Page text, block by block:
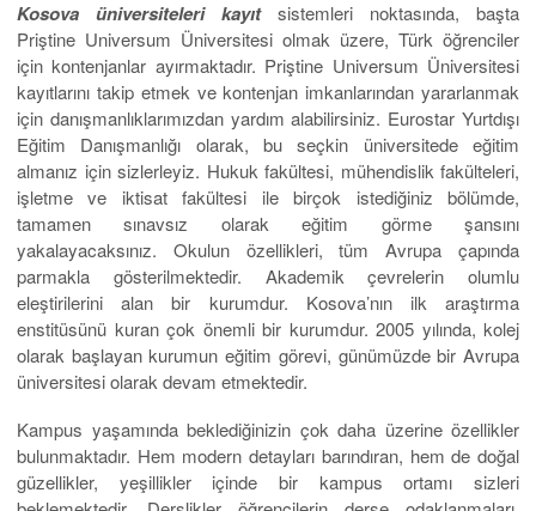
Kosova üniversiteleri kayıtsistemleri noktasında, başta
Priştine Universum Üniversitesi olmak üzere, Türk öğrenciler
için kontenjanlar ayırmaktadır. Priştine Universum Üniversitesi
kayıtlarını takip etmek ve kontenjan imkanlarından yararlanmak
için danışmanlıklarımızdan yardım alabilirsiniz. Eurostar Yurtdışı
Eğitim Danışmanlığı olarak, bu seçkin üniversitede eğitim
almanız için sizlerleyiz. Hukuk fakültesi, mühendislik fakülteleri,
işletme ve iktisat fakültesi ile birçok istediğiniz bölümde,
tamamen sınavsız olarak eğitim görme şansını
yakalayacaksınız. Okulun özellikleri, tüm Avrupa çapında
parmakla gösterilmektedir. Akademik çevrelerin olumlu
eleştirilerini alan bir kurumdur. Kosova’nın ilk araştırma
enstitüsünü kuran çok önemli bir kurumdur. 2005 yılında, kolej
olarak başlayan kurumun eğitim görevi, günümüzde bir Avrupa
üniversitesi olarak devam etmektedir.
Kampus yaşamında beklediğinizin çok daha üzerine özellikler
bulunmaktadır. Hem modern detayları barındıran, hem de doğal
güzellikler, yeşillikler içinde bir kampus ortamı sizleri